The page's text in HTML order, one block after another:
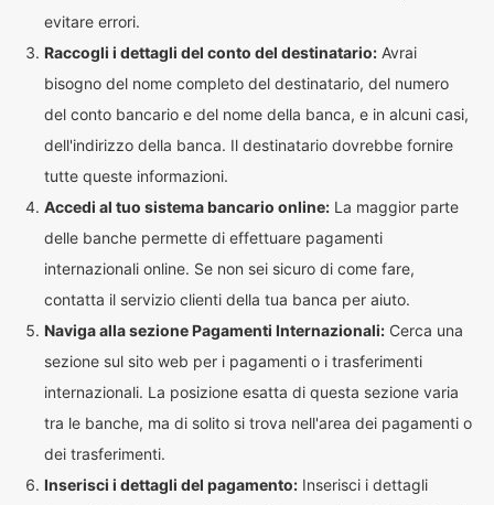
evitare errori.
Raccogli i dettagli del conto del destinatario: Avrai
bisogno del nome completo del destinatario, del numero
del conto bancario e del nome della banca, e in alcuni casi,
dell'indirizzo della banca. Il destinatario dovrebbe fornire
tutte queste informazioni.
Accedi al tuo sistema bancario online: La maggior parte
delle banche permette di effettuare pagamenti
internazionali online. Se non sei sicuro di come fare,
contatta il servizio clienti della tua banca per aiuto.
Naviga alla sezione Pagamenti Internazionali: Cerca una
sezione sul sito web per i pagamenti o i trasferimenti
internazionali. La posizione esatta di questa sezione varia
tra le banche, ma di solito si trova nell'area dei pagamenti o
dei trasferimenti.
Inserisci i dettagli del pagamento: Inserisci i dettagli